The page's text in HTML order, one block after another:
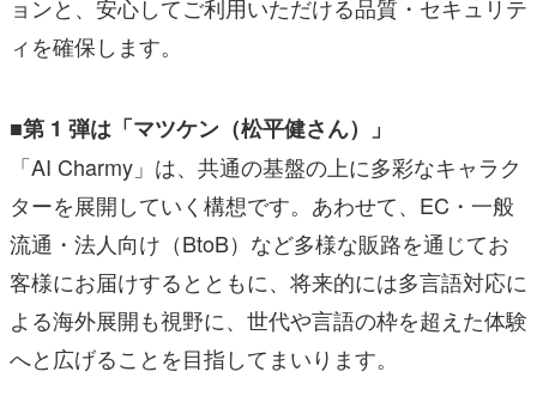
ョンと、安心してご利用いただける品質・セキュリテ
ィを確保します。
■第 1 弾は「マツケン（松平健さん）」
「AI Charmy」は、共通の基盤の上に多彩なキャラク
ターを展開していく構想です。あわせて、EC・一般
流通・法人向け（BtoB）など多様な販路を通じてお
客様にお届けするとともに、将来的には多言語対応に
よる海外展開も視野に、世代や言語の枠を超えた体験
へと広げることを目指してまいります。